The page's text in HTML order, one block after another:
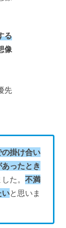
る
像
先
掛け合い
あったとき
した。不満
いと思いま